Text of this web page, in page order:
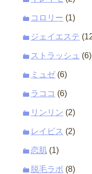
コロリー (1)
ジェイエステ
ストラッシュ (6)
ミュゼ (6)
ラココ (6)
リンリン (2)
レイビス (2)
恋肌 (1)
脱毛ラボ (8)